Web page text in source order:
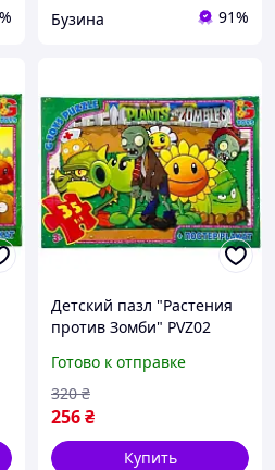
Бузина 91%
Детский пазл "Растения
против Зомби" PVZ02
buzyna
Готово к отправке
256₴
320 ₴
Купить